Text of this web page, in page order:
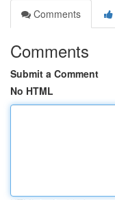
Comments
Comments
Submit a Comment
No HTML